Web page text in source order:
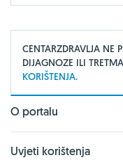
CENTARZDRAVLJA NE
DIJAGNOZE ILI
KORIŠTENJA.
O portalu
Uvjeti korištenja